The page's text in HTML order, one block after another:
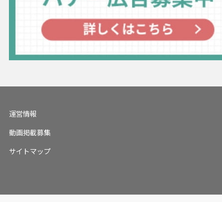
運営情報
動画掲載募集
サイトマップ